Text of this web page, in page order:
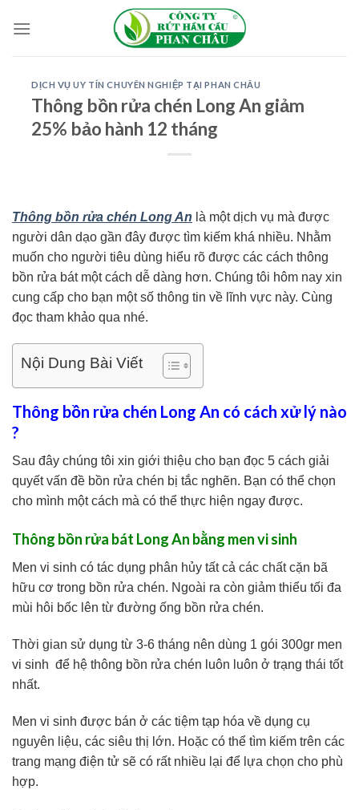
DỊCH VỤ UY TÍN CHUYÊN NGHIỆP TẠI PHAN CHÂU
Thông bồn rửa chén Long An giảm
25% bảo hành 12 tháng
Thông bồn rửa chén Long An là một dịch vụ mà được
người dân dạo gần đây được tìm kiếm khá nhiều. Nhằm
muốn cho người tiêu dùng hiểu rõ được các cách thông
bồn rửa bát một cách dễ dàng hơn. Chúng tôi hôm nay xin
cung cấp cho bạn một số thông tin về lĩnh vực này. Cùng
đọc tham khảo qua nhé.
Nội Dung Bài Viết
Thông bồn rửa chén Long An có cách xử lý nào
?
Sau đây chúng tôi xin giới thiệu cho bạn đọc 5 cách giải
quyết vấn đề bồn rửa chén bị tắc nghẽn. Bạn có thể chọn
cho mình một cách mà có thể thực hiện ngay được.
Thông bồn rửa bát Long An bằng men vi sinh
Men vi sinh có tác dụng phân hủy tất cả các chất cặn bã
hữu cơ trong bồn rửa chén. Ngoài ra còn giảm thiểu tối đa
mùi hôi bốc lên từ đường ống bồn rửa chén.
Thời gian sử dụng từ 3-6 tháng nên dùng 1 gói 300gr men
vi sinh để hệ thông bồn rửa chén luôn luôn ở trạng thái tốt
nhất.
Men vi sinh được bán ở các tiệm tạp hóa về dụng cụ
nguyên liệu, các siêu thị lớn. Hoặc có thể tìm kiếm trên các
trang mạng điện tử sẽ có rất nhiều lại để lựa chọn cho phù
hợp.